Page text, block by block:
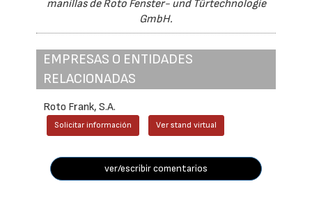
manillas de Roto Fenster- und Türtechnologie
GmbH.
EMPRESAS O ENTIDADES
RELACIONADAS
Roto Frank, S.A.
Solicitar información Ver stand virtual
ver/escribir comentarios